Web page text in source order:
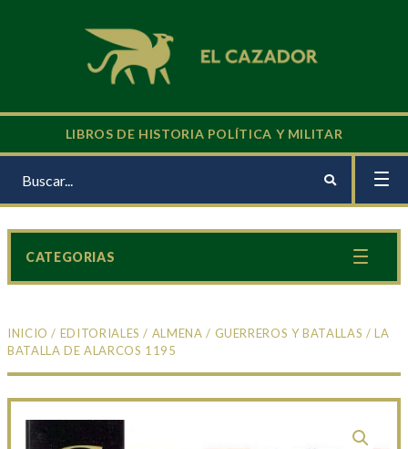
LIBROS DE HISTORIA POLÍTICA Y MILITAR
INICIO / EDITORIALES / ALMENA / GUERREROS Y BATALLAS / LA
BATALLA DE ALARCOS 1195
CATEGORIAS